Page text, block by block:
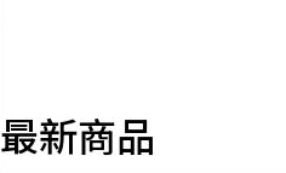
最新商品